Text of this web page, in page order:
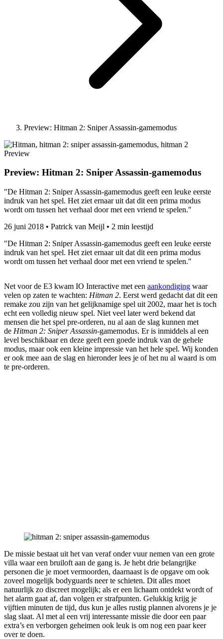
Preview: Hitman 2: Sniper Assassin-gamemodus
Preview
Preview: Hitman 2: Sniper Assassin-gamemodus
"De Hitman 2: Sniper Assassin-gamemodus geeft een leuke eerste
indruk van het spel. Het ziet ernaar uit dat dit een prima modus
wordt om tussen het verhaal door met een vriend te spelen."
26 juni 2018 • Patrick van Meijl • 2 min leestijd
"De Hitman 2: Sniper Assassin-gamemodus geeft een leuke eerste
indruk van het spel. Het ziet ernaar uit dat dit een prima modus
wordt om tussen het verhaal door met een vriend te spelen."
Net voor de E3 kwam IO Interactive met een aankondiging waar
velen op zaten te wachten: Hitman 2. Eerst werd gedacht dat dit een
remake zou zijn van het gelijknamige spel uit 2002, maar het is toch
echt een volledig nieuw spel. Niet veel later werd bekend dat
mensen die het spel pre-orderen, nu al aan de slag kunnen met
de Hitman 2: Sniper Assassin-gamemodus. Er is inmiddels al een
level beschikbaar en deze geeft een goede indruk van de gehele
modus, maar ook een kleine impressie van het hele spel. Wij konden
er ook mee aan de slag en hieronder lees je of het nu al waard is om
te pre-orderen.
De missie bestaat uit het van veraf onder vuur nemen van een grote
villa waar een bruiloft aan de gang is. Je hebt drie belangrijke
personen die je moet vermoorden, daarnaast is de opgave om ook
zoveel mogelijk bodyguards neer te schieten. Dit alles moet
natuurlijk zo discreet mogelijk; als er een lichaam ontdekt wordt of
het alarm gaat af, dan volgen er strafpunten. Gelukkig krijg je
vijftien minuten de tijd, dus kun je alles rustig plannen alvorens je je
slag slaat. Al met al een vrij interessante missie die door een paar
extra’s en verborgen geheimen ook leuk is om nog een paar keer
over te doen.